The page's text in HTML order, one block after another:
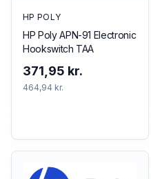
HP POLY
HP Poly APN-91 Electronic
Hookswitch TAA
371,95 kr.
464,94 kr.